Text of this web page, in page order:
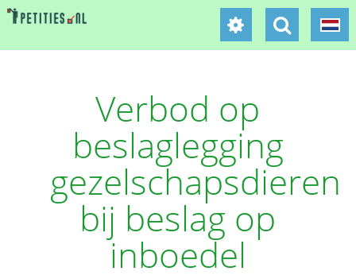
Verbod op
beslaglegging
gezelschapsdieren
bij beslag op
inboedel